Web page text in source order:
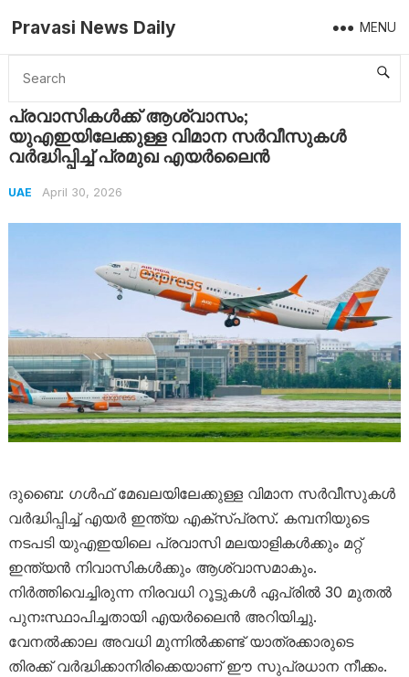
Pravasi News Daily MENU
Home UAE പ്രവാസികൾക്ക് ആശ്വാസം; യുഎഇയിലേക്കുള്ള വിമാന സർവീസുകൾ വർദ്ധിപ്പിച്ച് പ്രമുഖ എയർലൈൻ
പ്രവാസികൾക്ക് ആശ്വാസം;
യുഎഇയിലേക്കുള്ള വിമാന സർവീസുകൾ
വർദ്ധിപ്പിച്ച് പ്രമുഖ എയർലൈൻ
UAE April 30, 2026
ദുബൈ: ഗൾഫ് മേഖലയിലേക്കുള്ള വിമാന സർവീസുകൾ
വർദ്ധിപ്പിച്ച് എയർ ഇന്ത്യ എക്സ്പ്രസ്. കമ്പനിയുടെ
നടപടി യുഎഇയിലെ പ്രവാസി മലയാളികൾക്കും മറ്റ്
ഇന്ത്യൻ നിവാസികൾക്കും ആശ്വാസമാകും.
നിർത്തിവെച്ചിരുന്ന നിരവധി റൂട്ടുകൾ ഏപ്രിൽ 30 മുതൽ
പുനഃസ്ഥാപിച്ചതായി എയർലൈൻ അറിയിച്ചു.
വേനൽക്കാല അവധി മുന്നിൽക്കണ്ട് യാത്രക്കാരുടെ
തിരക്ക് വർദ്ധിക്കാനിരിക്കെയാണ് ഈ സുപ്രധാന നീക്കം.